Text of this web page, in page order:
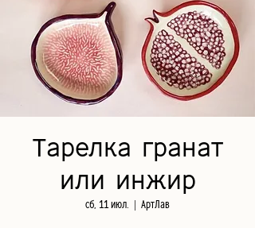
Тарелка гранат
или инжир
сб, 11 июл. АртЛав